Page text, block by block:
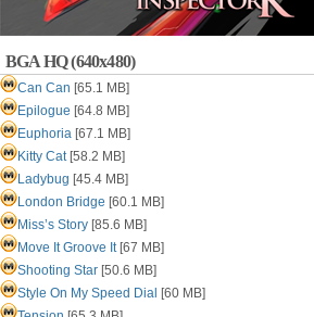
BGA HQ (640x480)
Can Can [65.1 MB]
Epilogue [64.8 MB]
Euphoria [67.1 MB]
Kitty Cat[58.2 MB]
Ladybug [45.4 MB]
London Bridge [60.1 MB]
Miss’s Story [85.6 MB]
Move It Groove It [67 MB]
Shooting Star [50.6 MB]
Style On My Speed Dial [60 MB]